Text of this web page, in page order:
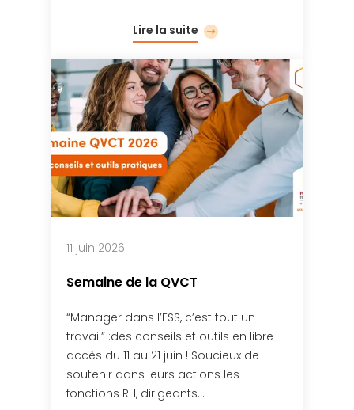
Lire la suite
11 juin 2026
Semaine de la QVCT
“Manager dans l’ESS, c’est tout un
travail” :des conseils et outils en libre
accès du 11 au 21 juin ! Soucieux de
soutenir dans leurs actions les
fonctions RH, dirigeants…